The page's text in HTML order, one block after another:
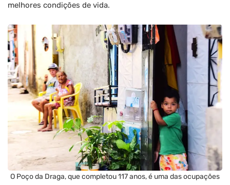
melhores condições de vida.
O Poço da Draga, que completou 117 anos, é uma das ocupações